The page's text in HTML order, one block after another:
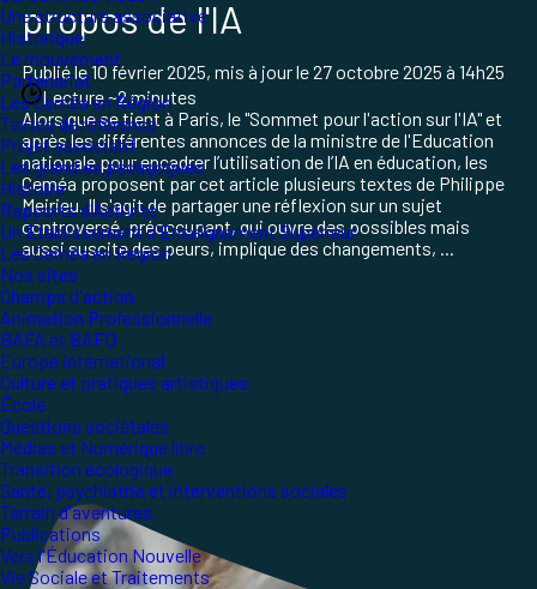
Une structure associative
Historique
Le mouvement
Partenariat
Les Ceméa en Région
Textes de référence
Projet associatif
Les grand.es pédagogues
Histoire
Rapports d'Activité
Un Etablissement d'Enseignement Supérieur
Les Ceméa en Région
Nos sites
Champs d'action
Animation Professionnelle
BAFA et BAFD
Europe international
Culture et pratiques artistiques
École
Questions sociétales
Médias et Numérique libre
Transition écologique
Santé, psychiatrie et interventions sociales
Terrain d'aventures
Publications
Vers l'Éducation Nouvelle
Vie Sociale et Traitements
propos de l'IA
Publié le10 février 2025, mis à jour le27 octobre 2025 à 14h25
Lecture ~2 minutes
Alors que se tient à Paris, le "Sommet pour l'action sur l'IA" et
après les différentes annonces de la ministre de l'Education
nationale pour encadrer l’utilisation de l’IA en éducation, les
Ceméa proposent par cet article plusieurs textes de Philippe
Meirieu. Il s'agit de partager une réflexion sur un sujet
controversé, préoccupant, qui ouvre des possibles mais
aussi suscite des peurs, implique des changements, ...